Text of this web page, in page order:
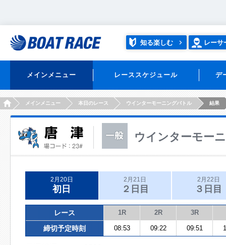
知る楽しむ レーサ
メインメニュー レーススケジュール デ
HOMEメインメニュー 本日のレース ウインターモーニングバトル 結果
ウインターモー
2月20日
初日
2月21日
２日目
2月22日
３日目
レース 1R 2R 3R
締切予定時刻 08:53 09:22 09:51